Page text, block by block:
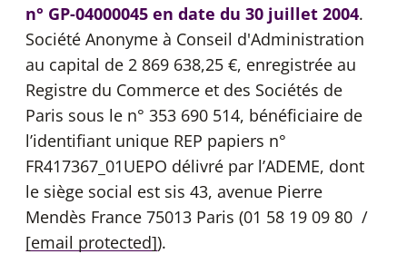
n° GP-04000045 en date du 30 juillet 2004.
Société Anonyme à Conseil d'Administration
au capital de 2 869 638,25 €, enregistrée au
Registre du Commerce et des Sociétés de
Paris sous le n° 353 690 514, bénéficiaire de
l’identifiant unique REP papiers n°
FR417367_01UEPO délivré par l’ADEME, dont
le siège social est sis 43, avenue Pierre
Mendès France 75013 Paris (01 58 19 09 80 /
[email protected]).